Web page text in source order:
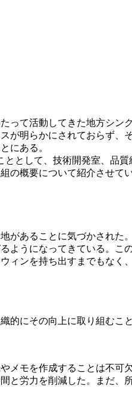
て活動してきた地方シ
が明らかにされておらず
にある。
として、技術開発室、品
の概要について紹介させ
あることに気づかされた
ようになってきている。
ィンを持ち出すまでもな
にその向上に取り組む
モを作成することは不
と労力を削減した。まだ